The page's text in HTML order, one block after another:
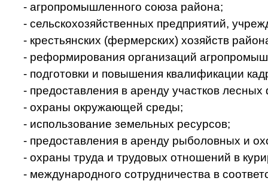
- агропромышленного союза района;
- сельскохозяйственных предприятий,
- крестьянских (фермерских) хозяйств
- реформирования организаций
- подготовки и повышения квалификации
- предоставления в аренду участков
- охраны окружающей среды;
- использование земельных ресурсов;
- предоставления в аренду рыболовных и
- охраны труда и трудовых отношений в
- международного сотрудничества в